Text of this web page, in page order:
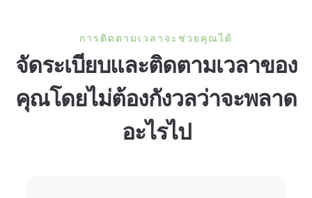
การติดตามเวลาจะช่วยคุณได้
จัดระเบียบและติดตามเวลาของ
คุณโดยไม่ต้องกังวลว่าจะพลาด
อะไรไป